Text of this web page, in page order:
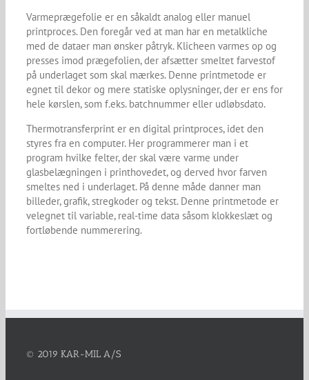
Varmeprægefolie er en såkaldt analog eller manuel
printproces. Den foregår ved at man har en metalkliche
med de dataer man ønsker påtryk. Klicheen varmes op og
presses imod prægefolien, der afsætter smeltet farvestof
på underlaget som skal mærkes. Denne printmetode er
egnet til dekor og mere statiske oplysninger, der er ens for
hele kørslen, som f.eks. batchnummer eller udløbsdato.
Thermotransferprint er en digital printproces, idet den
styres fra en computer. Her programmerer man i et
program hvilke felter, der skal være varme under
glasbelægningen i printhovedet, og derved hvor farven
smeltes ned i underlaget. På denne måde danner man
billeder, grafik, stregkoder og tekst. Denne printmetode er
velegnet til variable, real-time data såsom klokkeslæt og
fortløbende nummerering.
© 2019 KAR-MIL A/S